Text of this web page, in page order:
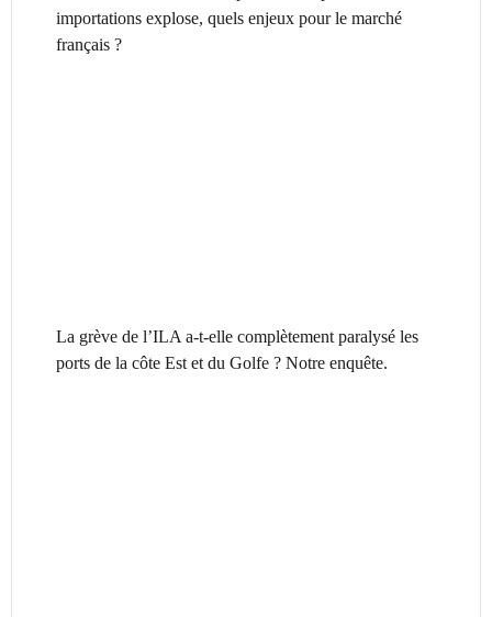
importations explose, quels enjeux pour le marché
français ?
La grève de l’ILA a-t-elle complètement paralysé les
ports de la côte Est et du Golfe ? Notre enquête.